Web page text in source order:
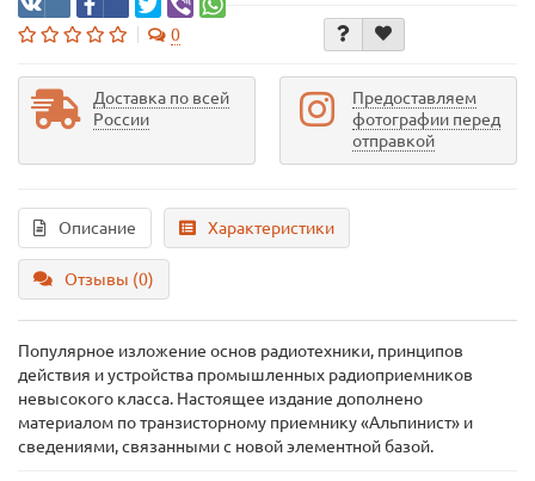
0
Доставка по всей
России
Предоставляем
фотографии перед
отправкой
Описание Характеристики
Отзывы (0)
Популярное изложение основ радиотехники, принципов
действия и устройства промышленных радиоприемников
невысокого класса. Настоящее издание дополнено
материалом по транзисторному приемнику «Альпинист» и
сведениями, связанными с новой элементной базой.